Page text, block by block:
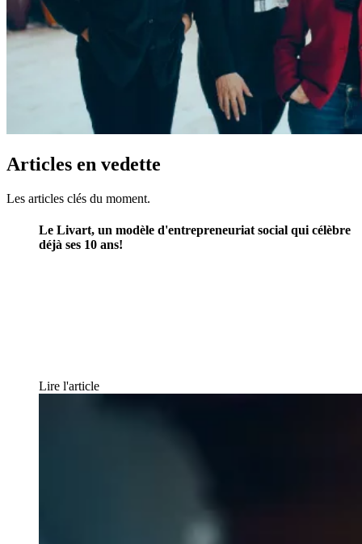
Articles en vedette
Les articles clés du moment.
Le Livart, un modèle d'entrepreneuriat social qui célèbre
déjà ses 10 ans!
Lire l'article